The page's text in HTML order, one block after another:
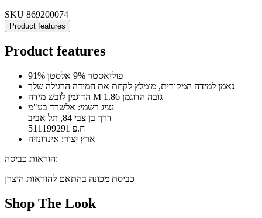
SKU 869200074
Product features
Product features
91% פוליאסטר 9% אלסטן
נאמן למידה המקורית, מומלץ לקחת את המידה הרגילה שלך
הדוגמן לובש מידה M גובה הדוגמן 1.86
נציג רשמי: אלשרד בע"מ
דרך בן צבי 84, תל אביב
ח.פ 511199291
ארץ יצור: אינדונזיה
הוראות כביסה:
כביסת מכונה בהתאם להוראות היצרן
Shop The Look